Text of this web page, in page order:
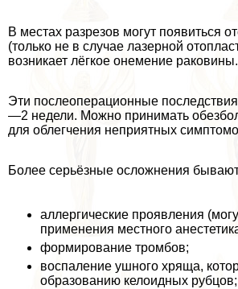
В местах разрезов могут появиться
(только не в случае лазерной
возникает лёгкое онемение paковины.
Эти послеоперационные последствия
—2 недели. Можно принимать
для облегчения неприятных
Более серьёзные осложнения бывают
аллергические проявления
применения местного
формирование тромбов;
воспаление ушного хряща,
образованию келоидных рубцов;